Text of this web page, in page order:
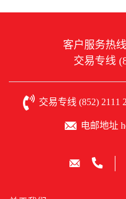
客户服务热
交易专线
交易专线 (852) 2111
电邮地址